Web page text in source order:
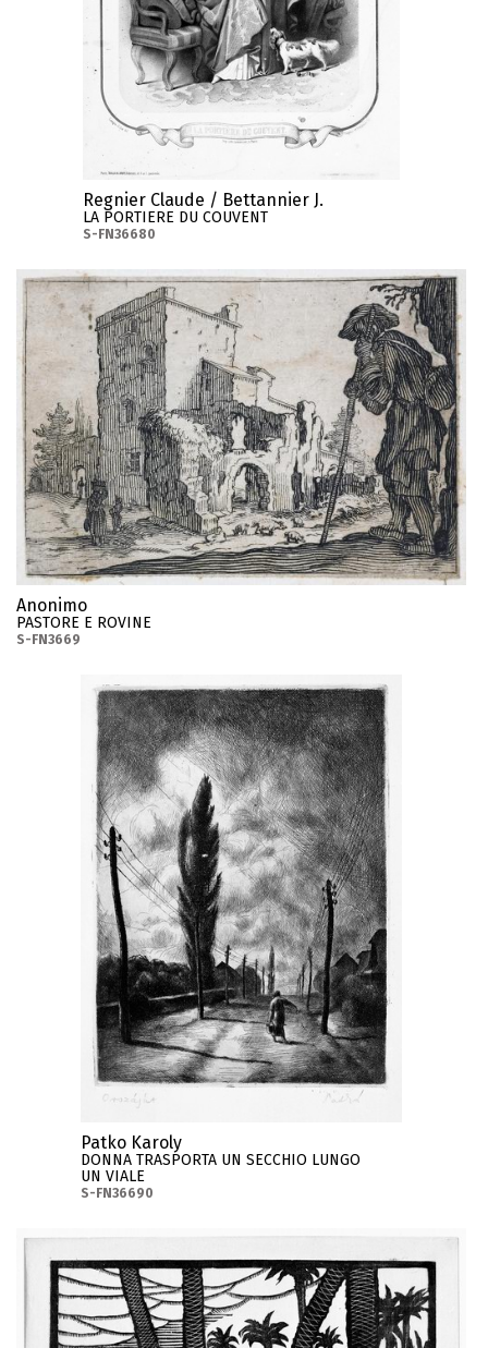
Regnier Claude / Bettannier J.
LA PORTIERE DU COUVENT
S-FN36680
Anonimo
PASTORE E ROVINE
S-FN3669
Patko Karoly
DONNA TRASPORTA UN SECCHIO LUNGO
UN VIALE
S-FN36690